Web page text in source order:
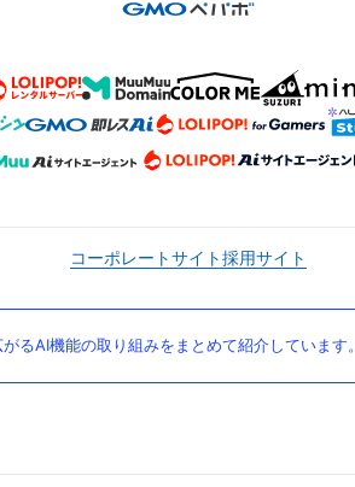
コーポレートサイト採用サイト
るAI機能の取り組みをまとめて紹介しています。